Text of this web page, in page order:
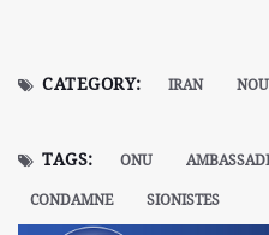
CATEGORY: IRAN
TAGS: ONU
CONDAMNE
SIONISTES